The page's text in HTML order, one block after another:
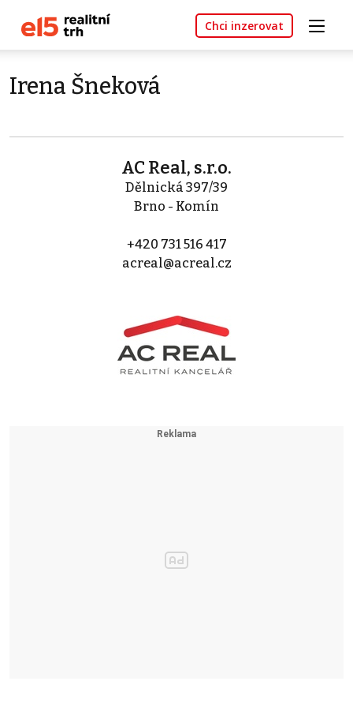
Chci inzerovat
Irena Šneková
AC Real, s.r.o.
Dělnická 397/39
Brno - Komín
+420 731 516 417
acreal@acreal.cz